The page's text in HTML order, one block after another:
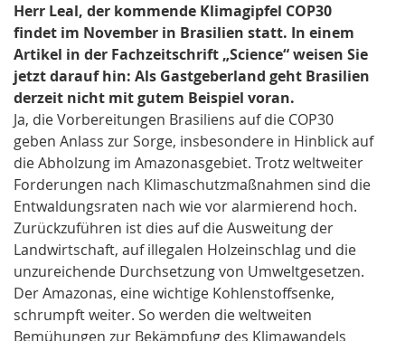
Herr Leal, der kommende Klimagipfel COP30
findet im November in Brasilien statt. In einem
Artikel in der Fachzeitschrift „Science“ weisen Sie
jetzt darauf hin: Als Gastgeberland geht Brasilien
derzeit nicht mit gutem Beispiel voran.
Ja, die Vorbereitungen Brasiliens auf die COP30
geben Anlass zur Sorge, insbesondere in Hinblick auf
die Abholzung im Amazonasgebiet. Trotz weltweiter
Forderungen nach Klimaschutzmaßnahmen sind die
Entwaldungsraten nach wie vor alarmierend hoch.
Zurückzuführen ist dies auf die Ausweitung der
Landwirtschaft, auf illegalen Holzeinschlag und die
unzureichende Durchsetzung von Umweltgesetzen.
Der Amazonas, eine wichtige Kohlenstoffsenke,
schrumpft weiter. So werden die weltweiten
Bemühungen zur Bekämpfung des Klimawandels